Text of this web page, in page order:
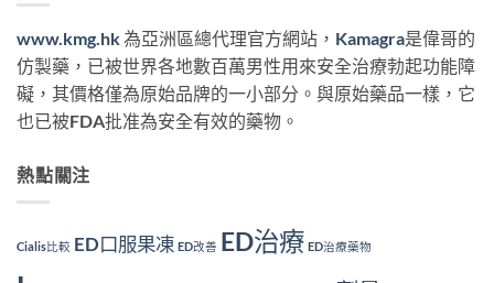
www.kmg.hk為亞洲區總代理官方網站， Kamagra是偉哥的
仿製藥，已被世界各地數百萬男性用來安全治療勃起功能障
礙，其價格僅為原始品牌的一小部分。與原始藥品一樣，它
也已被FDA批准為安全有效的藥物。
熱點關注
Cialis比較 ED口服果凍 ED改善 ED治療 ED治療藥物